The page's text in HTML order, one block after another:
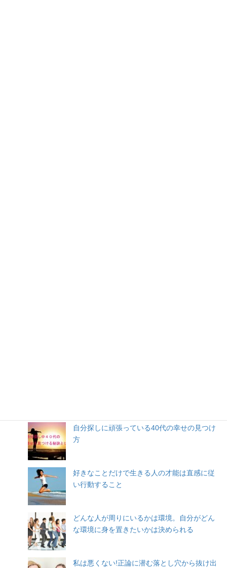
自分探しに頑張っている40代の幸せの見つけ
方
好きなことだけで生きる人の才能は直感に従
い行動すること
どんな人が周りにいるかは環境。自分がどん
な環境に身を置きたいかは決められる
私は悪くない!正論に潜む落とし穴から抜け出